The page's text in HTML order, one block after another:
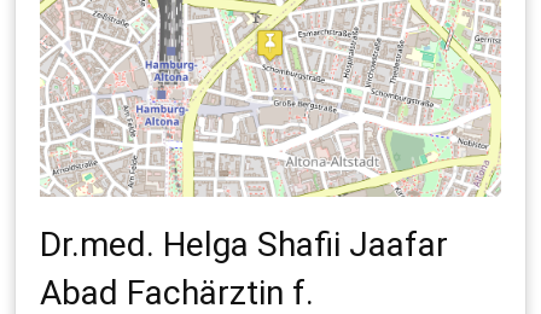
Dr.med. Helga Shafii Jaafar
Abad Fachärztin f.